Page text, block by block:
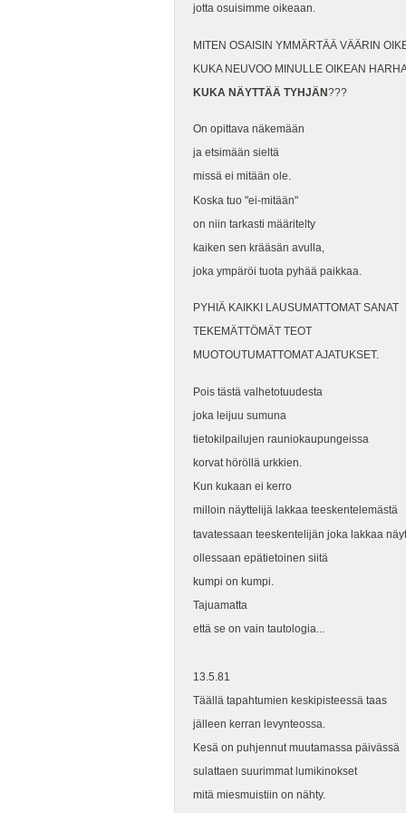
jotta osuisimme oikeaan.
MITEN OSAISIN YMMÄRTÄÄ VÄÄRIN
KUKA NEUVOO MINULLE OIKEAN
KUKA NÄYTTÄÄ TYHJÄN???
On opittava näkemään
ja etsimään sieltä
missä ei mitään ole.
Koska tuo "ei-mitään"
on niin tarkasti määritelty
kaiken sen krääsän avulla,
joka ympäröi tuota pyhää paikkaa.
PYHIÄ KAIKKI LAUSUMATTOMAT SANAT
TEKEMÄTTÖMÄT TEOT
MUOTOUTUMATTOMAT AJATUKSET.
Pois tästä valhetotuudesta
joka leijuu sumuna
tietokilpailujen rauniokaupungeissa
korvat höröllä urkkien.
Kun kukaan ei kerro
milloin näyttelijä lakkaa teeskentelemästä
tavatessaan teeskentelijän joka lakkaa
ollessaan epätietoinen siitä
kumpi on kumpi.
Tajuamatta
että se on vain tautologia...
13.5.81
Täällä tapahtumien keskipisteessä taas
jälleen kerran levynteossa.
Kesä on puhjennut muutamassa päivässä
sulattaen suurimmat lumikinokset
mitä miesmuistiin on nähty.